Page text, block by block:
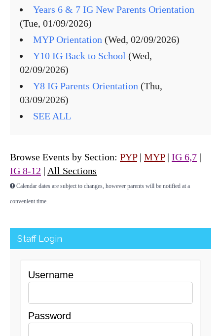
Years 6 & 7 IG New Parents Orientation
(Tue, 01/09/2026)
MYP Orientation (Wed, 02/09/2026)
Y10 IG Back to School (Wed,
02/09/2026)
Y8 IG Parents Orientation (Thu,
03/09/2026)
SEE ALL
Browse Events by Section: PYP| MYP| IG 6,7 |
IG 8-12 | All Sections
Calendar dates are subject to changes, however parents will be notified at a
convenient time.
Staff Login
Username
Password